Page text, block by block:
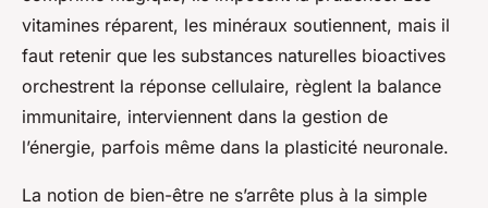
vitamines réparent, les minéraux soutiennent, mais il
faut retenir que les substances naturelles bioactives
orchestrent la réponse cellulaire, règlent la balance
immunitaire, interviennent dans la gestion de
l’énergie, parfois même dans la plasticité neuronale.
La notion de bien-être ne s’arrête plus à la simple